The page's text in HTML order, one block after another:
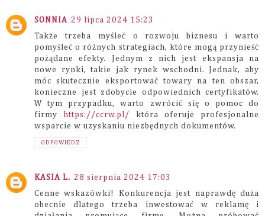
SONNIA 29 lipca 2024 15:23
Także trzeba myśleć o rozwoju biznesu i warto
pomyśleć o różnych strategiach, które mogą przynieść
pożądane efekty. Jednym z nich jest ekspansja na
nowe rynki, takie jak rynek wschodni. Jednak, aby
móc skutecznie eksportować towary na ten obszar,
konieczne jest zdobycie odpowiednich certyfikatów.
W tym przypadku, warto zwrócić się o pomoc do
firmy https://ccrw.pl/
która oferuje profesjonalne
wsparcie w uzyskaniu niezbędnych dokumentów.
ODPOWIEDZ
KASIA L. 28 sierpnia 2024 17:03
Cenne wskazówki! Konkurencja jest naprawdę duża
obecnie dlatego trzeba inwestować w reklamę i